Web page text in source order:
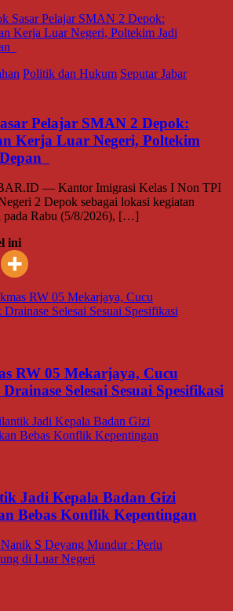
Politik dan Hukum Seputar Jabar
Pelajar SMAN 2 Depok:
Kerja Luar Negeri, Poltekim
— Kantor Imigrasi Kelas I Non TPI
2 Depok sebagai lokasi kegiatan
pada Rabu (5/8/2026), […]
ini
RW 05 Mekarjaya, Cucu
Selesai Sesuai Spesifikasi
Jadi Kepala Badan Gizi
Bebas Konflik Kepentingan